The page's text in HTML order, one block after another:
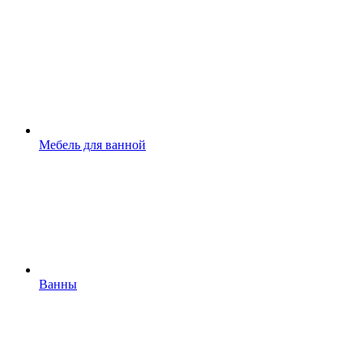
Мебель для ванной
Ванны